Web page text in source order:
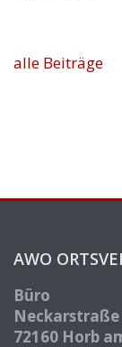
alle Beiträge
AWO
Büro
Neckarstraße
72160 Horb